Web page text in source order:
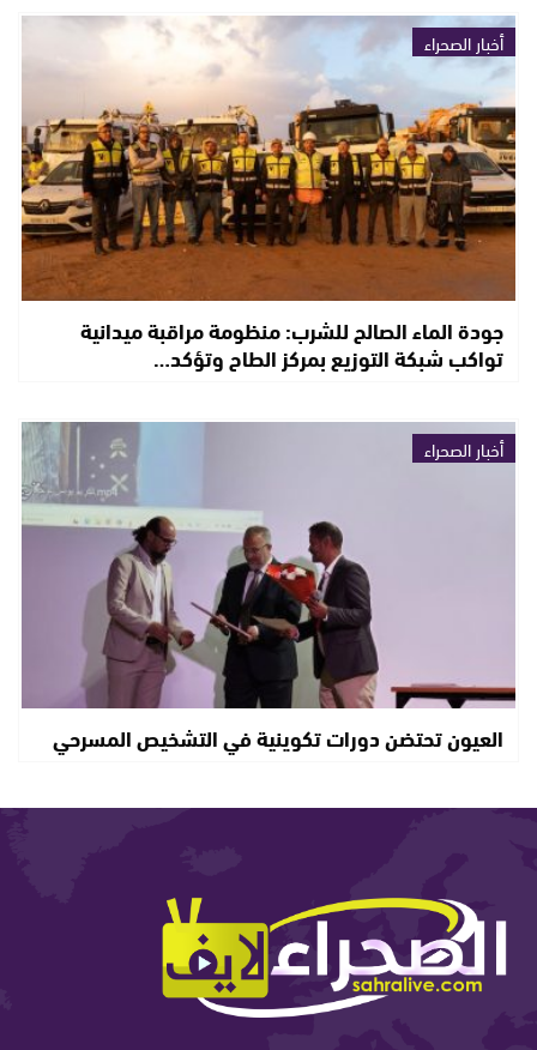
أخبار الصحراء
جودة الماء الصالح للشرب: منظومة مراقبة ميدانية
تواكب شبكة التوزيع بمركز الطاح وتؤكد…
أخبار الصحراء
العيون تحتضن دورات تكوينية في التشخيص المسرحي